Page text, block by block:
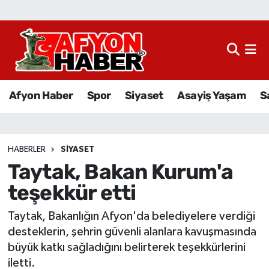
Afyon Haber Spor Siyaset Asayiş Yaşam
HABERLER SIYASET
Taytak, Bakan Kurum'a
teşekkür etti
Taytak, Bakanlığın Afyon'da belediyelere verdiği
desteklerin, şehrin güvenli alanlara kavuşmasında
büyük katkı sağladığını belirterek teşekkürlerini
iletti.
Afyon Haber
Sağlık
Eğitim
Sivil Toplum